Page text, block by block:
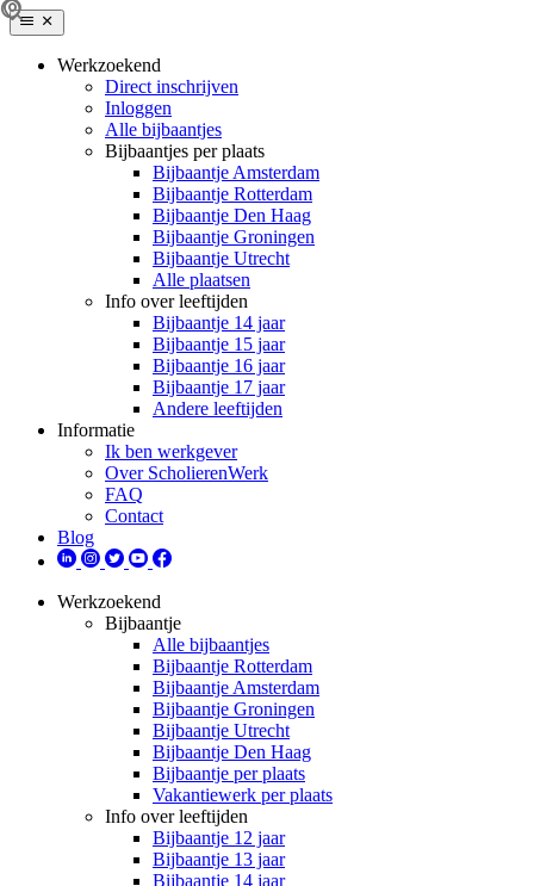
Werkzoekend
Direct inschrijven
Inloggen
Alle bijbaantjes
Bijbaantjes per plaats
Bijbaantje Amsterdam
Bijbaantje Rotterdam
Bijbaantje Den Haag
Bijbaantje Groningen
Bijbaantje Utrecht
Alle plaatsen
Info over leeftijden
Bijbaantje 14 jaar
Bijbaantje 15 jaar
Bijbaantje 16 jaar
Bijbaantje 17 jaar
Andere leeftijden
Informatie
Ik ben werkgever
Over ScholierenWerk
FAQ
Contact
Blog
Werkzoekend
Bijbaantje
Alle bijbaantjes
Bijbaantje Rotterdam
Bijbaantje Amsterdam
Bijbaantje Groningen
Bijbaantje Utrecht
Bijbaantje Den Haag
Bijbaantje per plaats
Vakantiewerk per plaats
Info over leeftijden
Bijbaantje 12 jaar
Bijbaantje 13 jaar
Bijbaantje 14 jaar